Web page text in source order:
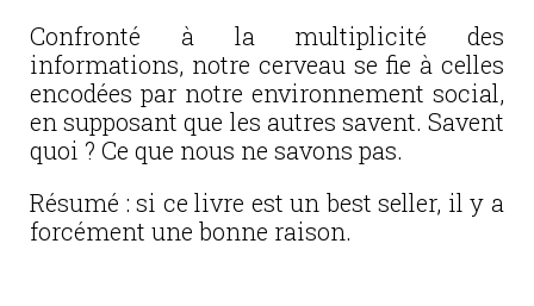
Confronté à la multiplicité des
informations, notre cerveau se fie à celles
encodées par notre environnement social,
en supposant que les autres savent. Savent
quoi ? Ce que nous ne savons pas.
Résumé : si ce livre est un best seller, il y a
forcément une bonne raison.